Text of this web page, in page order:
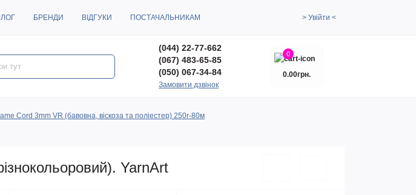
БРЕНДИ ВІДГУКИ ПОСТАЧАЛЬНИКАМ > Увійти <
(044) 22-77-662
(067) 483-65-85
(050) 067-34-84
Замовити дзвінок
0
0.00грн.
Cord 3mm VR (бавовна, віскоза та поліестер) 250г-80м
YarnArt